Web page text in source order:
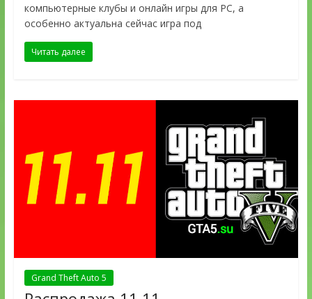
компьютерные клубы и онлайн игры для PC, а
особенно актуальна сейчас игра под
Читать далее
Grand Theft Auto 5